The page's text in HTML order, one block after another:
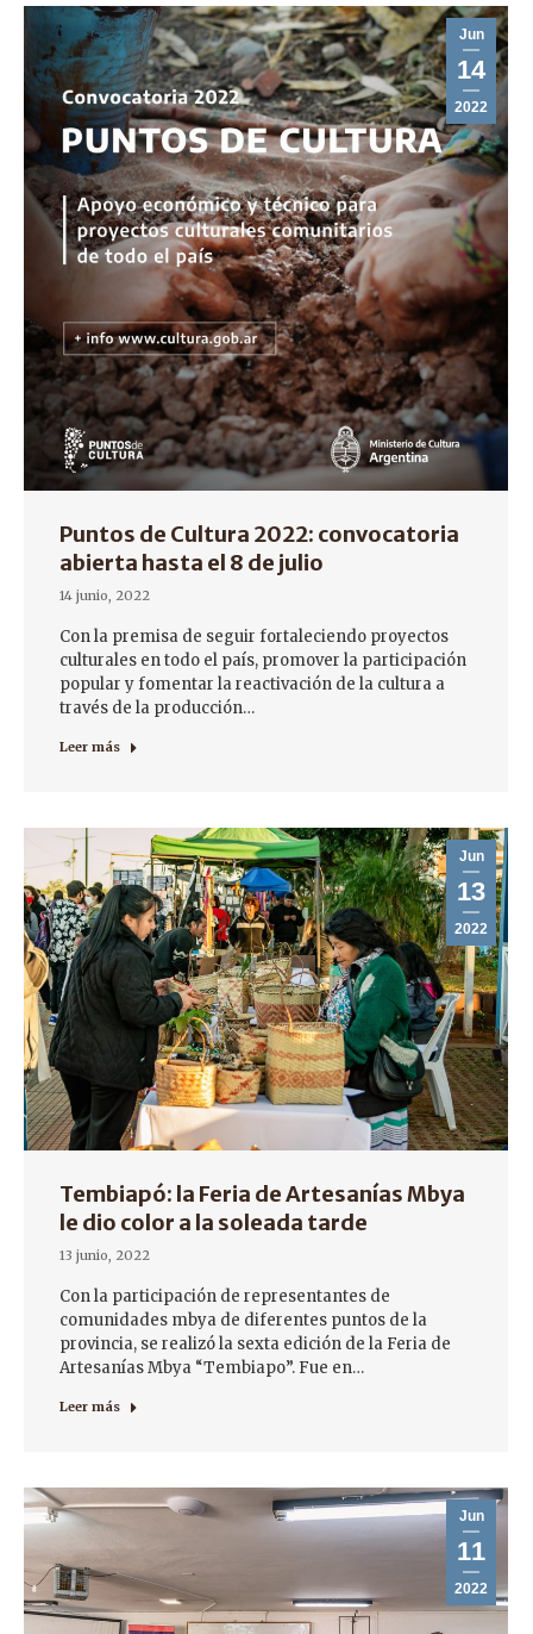
Jun
14
2022
Puntos de Cultura 2022: convocatoria
abierta hasta el 8 de julio
14 junio, 2022
Con la premisa de seguir fortaleciendo proyectos
culturales en todo el país, promover la participación
popular y fomentar la reactivación de la cultura a
través de la producción…
Leer más
Jun
13
2022
Tembiapó: la Feria de Artesanías Mbya
le dio color a la soleada tarde
13 junio, 2022
Con la participación de representantes de
comunidades mbya de diferentes puntos de la
provincia, se realizó la sexta edición de la Feria de
Artesanías Mbya “Tembiapo”. Fue en…
Leer más
Jun
11
2022